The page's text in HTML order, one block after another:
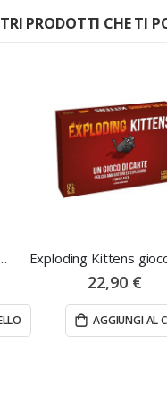
PRODOTTI CHE TI
Fantasia
22,90 €
AGGIUNGI AL